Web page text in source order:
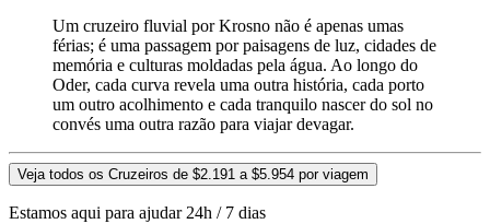
Um cruzeiro fluvial por Krosno não é apenas umas
férias; é uma passagem por paisagens de luz, cidades de
memória e culturas moldadas pela água. Ao longo do
Oder, cada curva revela uma outra história, cada porto
um outro acolhimento e cada tranquilo nascer do sol no
convés uma outra razão para viajar devagar.
Veja todos os Cruzeiros de $2.191 a $5.954 por viagem
Estamos aqui para ajudar 24h / 7 dias